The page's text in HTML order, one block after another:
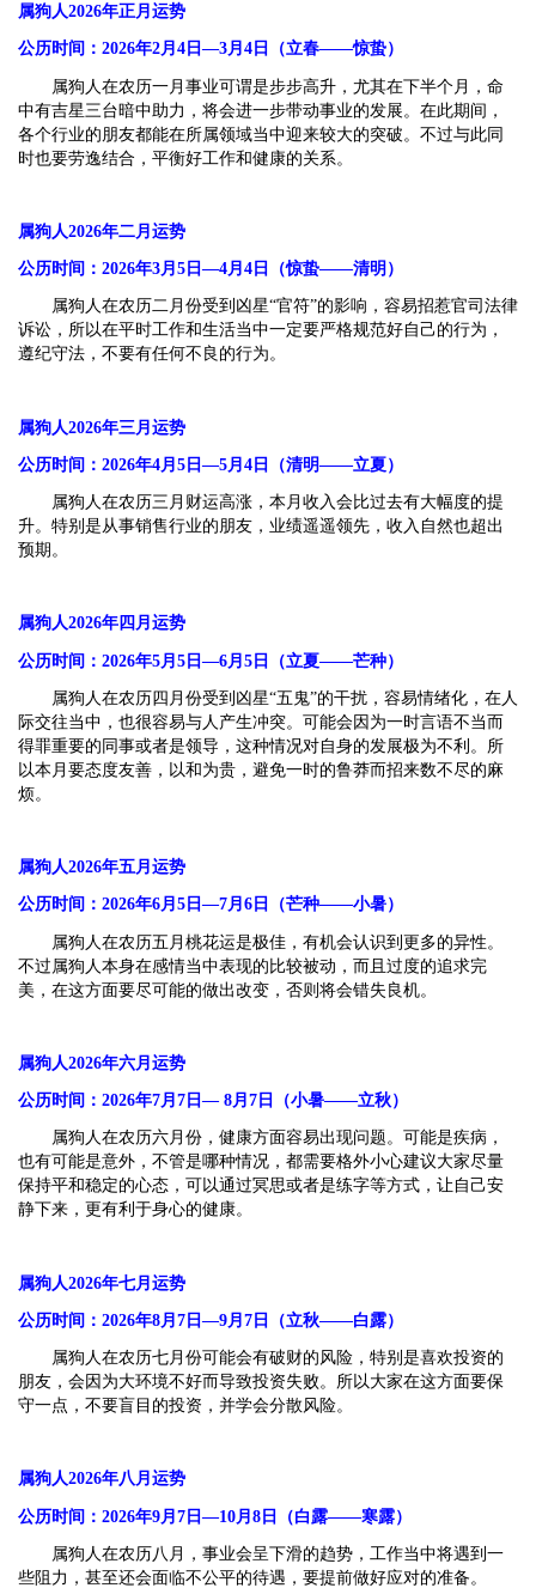
属狗人2026年正月运势
公历时间：2026年2月4日—3月4日（立春——惊蛰）
属狗人在农历一月事业可谓是步步高升，尤其在下半个月，命
中有吉星三台暗中助力，将会进一步带动事业的发展。在此期间，
各个行业的朋友都能在所属领域当中迎来较大的突破。不过与此同
时也要劳逸结合，平衡好工作和健康的关系。
属狗人2026年二月运势
公历时间：2026年3月5日—4月4日（惊蛰——清明）
属狗人在农历二月份受到凶星“官符”的影响，容易招惹官司法律
诉讼，所以在平时工作和生活当中一定要严格规范好自己的行为，
遵纪守法，不要有任何不良的行为。
属狗人2026年三月运势
公历时间：2026年4月5日—5月4日（清明——立夏）
属狗人在农历三月财运高涨，本月收入会比过去有大幅度的提
升。特别是从事销售行业的朋友，业绩遥遥领先，收入自然也超出
预期。
属狗人2026年四月运势
公历时间：2026年5月5日—6月5日（立夏——芒种）
属狗人在农历四月份受到凶星“五鬼”的干扰，容易情绪化，在人
际交往当中，也很容易与人产生冲突。可能会因为一时言语不当而
得罪重要的同事或者是领导，这种情况对自身的发展极为不利。所
以本月要态度友善，以和为贵，避免一时的鲁莽而招来数不尽的麻
烦。
属狗人2026年五月运势
公历时间：2026年6月5日—7月6日（芒种——小暑）
属狗人在农历五月桃花运是极佳，有机会认识到更多的异性。
不过属狗人本身在感情当中表现的比较被动，而且过度的追求完
美，在这方面要尽可能的做出改变，否则将会错失良机。
属狗人2026年六月运势
公历时间：2026年7月7日— 8月7日（小暑——立秋）
属狗人在农历六月份，健康方面容易出现问题。可能是疾病，
也有可能是意外，不管是哪种情况，都需要格外小心建议大家尽量
保持平和稳定的心态，可以通过冥思或者是练字等方式，让自己安
静下来，更有利于身心的健康。
属狗人2026年七月运势
公历时间：2026年8月7日—9月7日（立秋——白露）
属狗人在农历七月份可能会有破财的风险，特别是喜欢投资的
朋友，会因为大环境不好而导致投资失败。所以大家在这方面要保
守一点，不要盲目的投资，并学会分散风险。
属狗人2026年八月运势
公历时间：2026年9月7日—10月8日（白露——寒露）
属狗人在农历八月，事业会呈下滑的趋势，工作当中将遇到一
些阻力，甚至还会面临不公平的待遇，要提前做好应对的准备。